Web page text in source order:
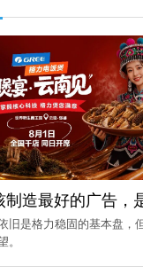
制造最好的广告，
旧是格力稳固的基本盘，
。